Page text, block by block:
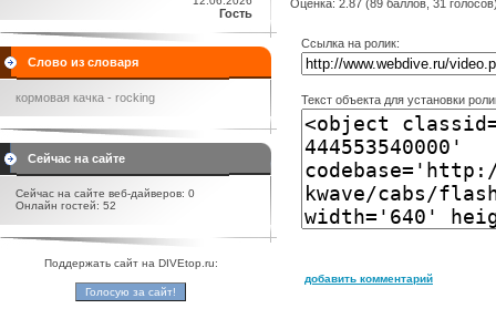
Гость
Слово из словаря
кормовая качка - rocking
Сейчас на сайте
Сейчас на сайте веб-дайверов: 0
Онлайн гостей: 52
Поддержать сайт на DIVEtop.ru:
Оценка: 2.87 (89 баллов, 31
Ссылка на ролик:
Текст объекта для установки
добавить комментарий